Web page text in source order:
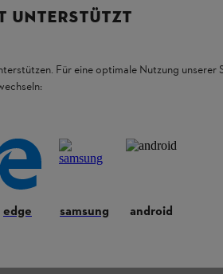
del prodotto, possono
UNTERSTÜTZT
Für eine optimale Nutzung unserer
edge samsung android